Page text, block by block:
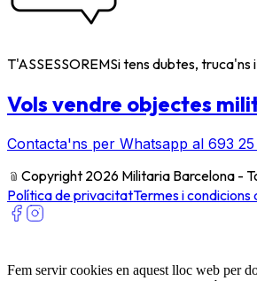
T'ASSESSOREMSi tens dubtes, truca'ns
Vols vendre objectes
Contacta'ns per Whatsapp al 693 25
﹫ Copyright 2026 Militaria Barcelona -
Política de privacitatTermes i condicions
Fem servir cookies en aquest lloc web per